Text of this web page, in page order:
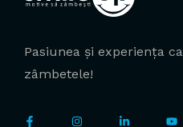
Pasiunea și experiența
zâmbetele!